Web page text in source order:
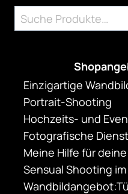
Einzigartige
Portrait-Shooting
Hochzeits- und
Fotografische
Meine Hilfe für
Sensual Shooting